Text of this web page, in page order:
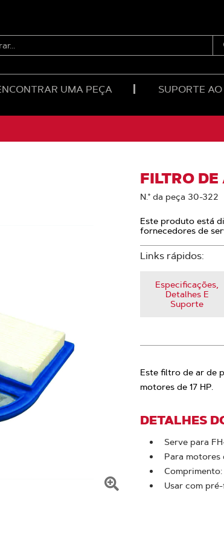
UMA PEÇA SUPORTE
FILTRO
N.° da peça 30-322
Este produto está
fornecedores de
Links rápidos:
Especificações,
Detalhes E
Suporte
Este filtro de ar de
motores de 17 HP.
DETALHES
Serve para
Para motores
Comprimento:
Usar com